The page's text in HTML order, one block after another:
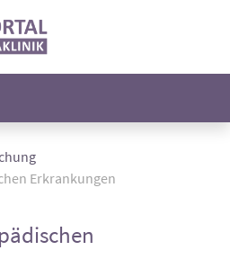
Erkrankungen